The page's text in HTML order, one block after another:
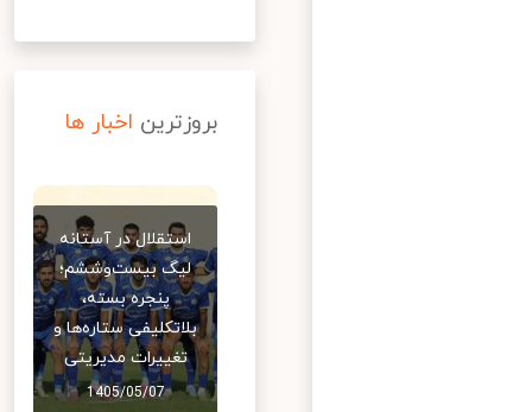
بروزترین اخبار ها
استقلال در آستانه
لیگ بیست‌وششم؛
پنجره بسته،
بلاتکلیفی ستاره‌ها و
تغییرات مدیریتی
1405/05/07